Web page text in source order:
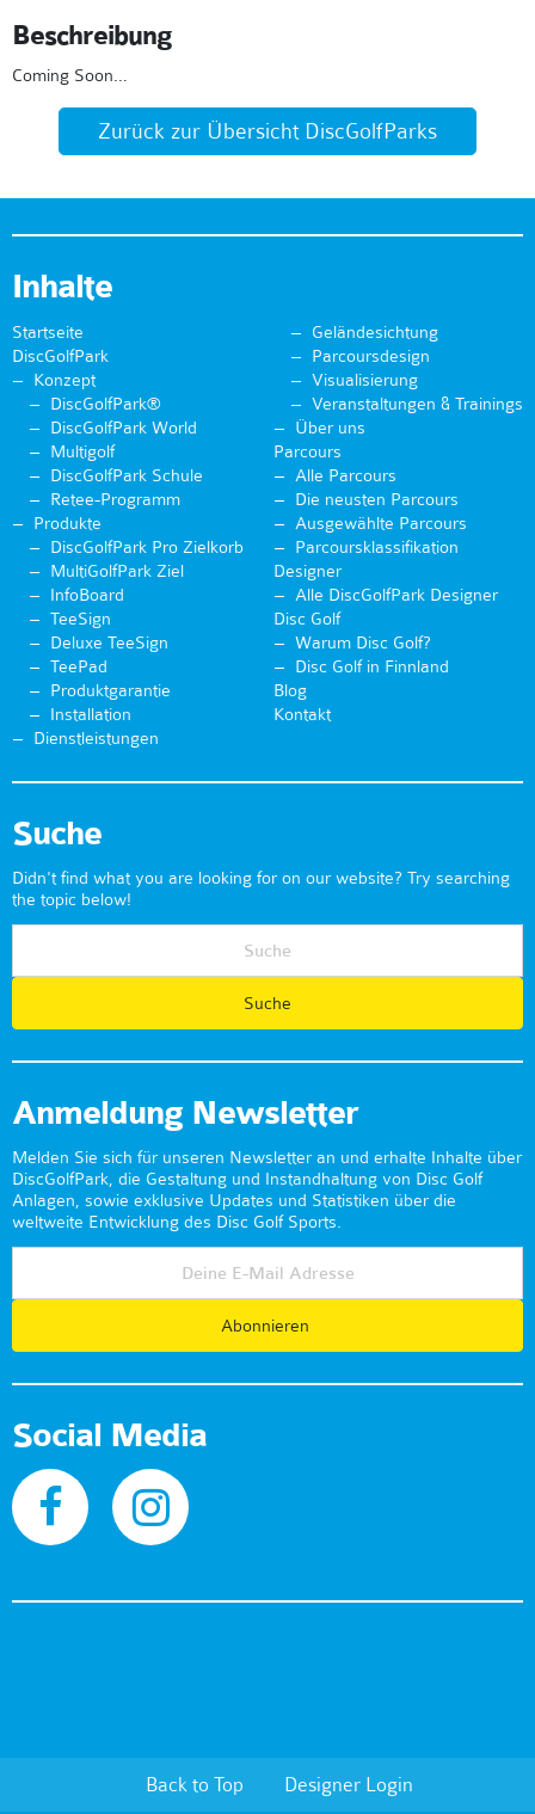
Beschreibung
Coming Soon…
Zurück zur Übersicht DiscGolfParks
Inhalte
Startseite
DiscGolfPark
Konzept
DiscGolfPark®
DiscGolfPark World
Multigolf
DiscGolfPark Schule
Retee-Programm
Produkte
DiscGolfPark Pro Zielkorb
MultiGolfPark Ziel
InfoBoard
TeeSign
Deluxe TeeSign
TeePad
Produktgarantie
Installation
Dienstleistungen
Geländesichtung
Parcoursdesign
Visualisierung
Veranstaltungen & Trainings
Über uns
Parcours
Alle Parcours
Die neusten Parcours
Ausgewählte Parcours
Parcoursklassifikation
Designer
Alle DiscGolfPark Designer
Disc Golf
Warum Disc Golf?
Disc Golf in Finnland
Blog
Kontakt
Suche
Didn't find what you are looking for on our website? Try searching
the topic below!
Anmeldung Newsletter
Melden Sie sich für unseren Newsletter an und erhalte Inhalte über
DiscGolfPark, die Gestaltung und Instandhaltung von Disc Golf
Anlagen, sowie exklusive Updates und Statistiken über die
weltweite Entwicklung des Disc Golf Sports.
Abonnieren
Social Media
Back to Top Designer Login